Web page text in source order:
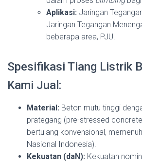
Aplikasi: Jaringan
Jaringan Tegangan
beberapa area, PJU.
Spesifikasi Tiang Listrik
Kami Jual:
Material: Beton mutu tinggi
prategang (pre-stressed
bertulang konvensional,
Nasional Indonesia).
Kekuatan (daN): Kekuatan